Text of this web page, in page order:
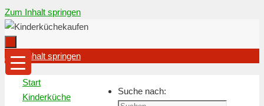
Zum Inhalt springen
Zum Inhalt springen
Start
Kinderküche
Suche nach: